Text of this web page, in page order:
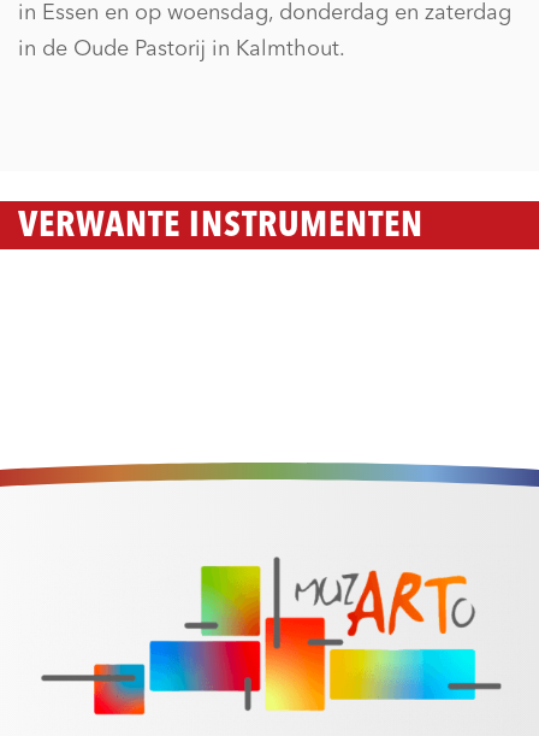
in Essen en op woensdag, donderdag en zaterdag
in de Oude Pastorij in Kalmthout.
VERWANTE INSTRUMENTEN